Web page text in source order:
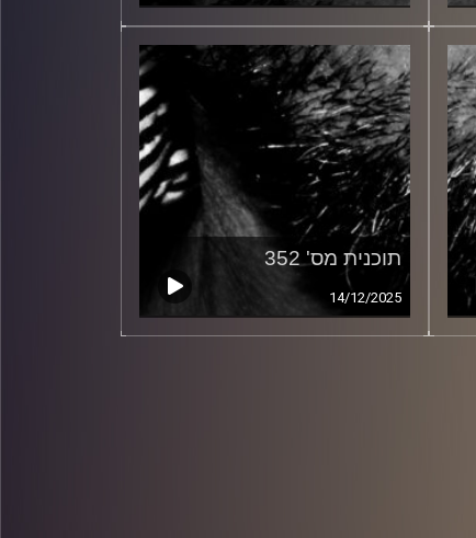
תוכנית מס' 352
14/12/2025